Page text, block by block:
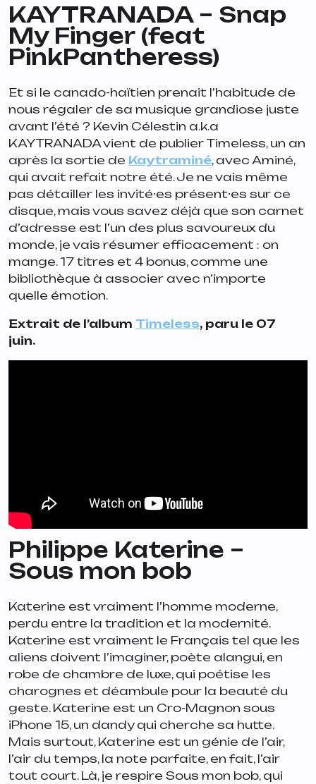
KAYTRANADA – Snap
My Finger (feat
PinkPantheress)
Et si le canado-haïtien prenait l’habitude de
nous régaler de sa musique grandiose juste
avant l’été ? Kevin Célestin a.k.a
KAYTRANADA vient de publierTimeless, un an
après la sortie de Kaytraminé, avec Aminé,
qui avait refait notre été. Je ne vais même
pas détailler les invité⸱es présent⸱es sur ce
disque, mais vous savez déjà que son carnet
d’adresse est l’un des plus savoureux du
monde, je vais résumer efficacement : on
mange. 17 titres et 4 bonus, comme une
bibliothèque à associer avec n’importe
quelle émotion.
Extrait de l’album Timeless, paru le 07
juin.
Philippe Katerine –
Sous mon bob
Katerine est vraiment l’homme moderne,
perdu entre la tradition et la modernité.
Katerine est vraiment le Français tel que les
aliens doivent l’imaginer, poète alangui, en
robe de chambre de luxe, qui poétise les
charognes et déambule pour la beauté du
geste. Katerine est un Cro-Magnon sous
iPhone 15, un dandy qui cherche sa hutte.
Mais surtout, Katerine est un génie de l’air,
l’air du temps, la note parfaite, en fait, l’air
tout court. Là, je respire Sous mon bob, qui